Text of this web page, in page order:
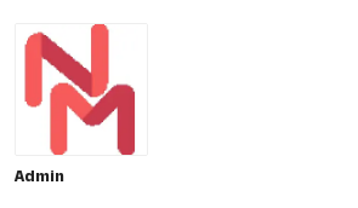
Admin